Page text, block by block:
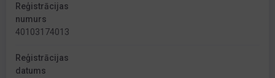
Reģistrācijas
numurs
40103174013
Reģistrācijas
datums